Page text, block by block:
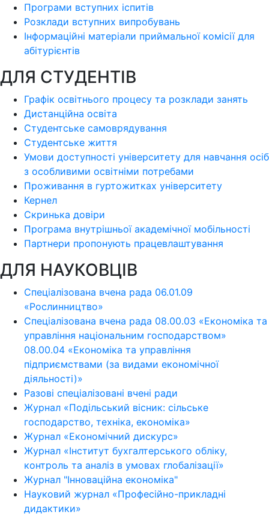
Програми вступних іспитів
Розклади вступних випробувань
Інформаційні матеріали приймальної комісії для
абітурієнтів
ДЛЯ СТУДЕНТІВ
Графік освітнього процесу та розклади занять
Дистанційна освіта
Студентське самоврядування
Студентське життя
Умови доступності університету для навчання осіб
з особливими освітніми потребами
Проживання в гуртожитках університету
Кернел
Скринька довіри
Програма внутрішньої академічної мобільності
Партнери пропонують працевлаштування
ДЛЯ НАУКОВЦІВ
Спеціалізована вчена рада 06.01.09
«Рослинництво»
Спеціалізована вчена рада 08.00.03 «Економіка та
управління національним господарством»
08.00.04 «Економіка та управління
підприємствами (за видами економічної
діяльності)»
Разові спеціалізовані вчені ради
Журнал «Подільський вісник: сільське
господарство, техніка, економіка»
Журнал «Економічний дискурс»
Журнал «Інститут бухгалтерського обліку,
контроль та аналіз в умовах глобалізації»
Журнал "Інноваційна економіка"
Науковий журнал «Професійно-прикладні
дидактики»